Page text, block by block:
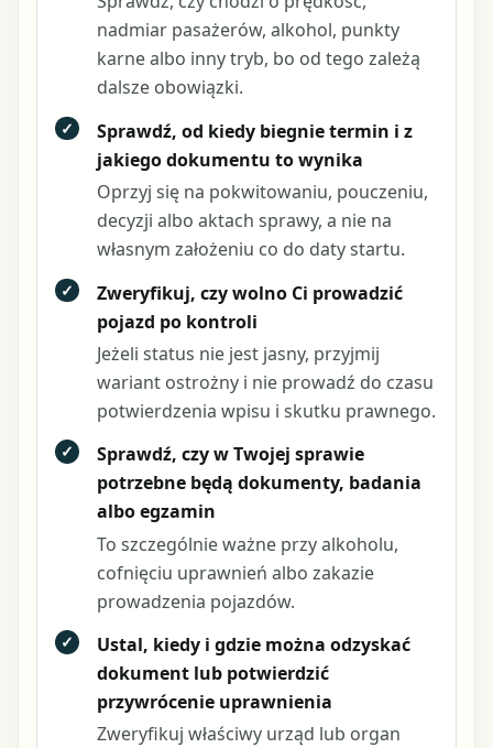
nadmiar pasażerów, alkohol, punkty
karne albo inny tryb, bo od tego zależą
dalsze obowiązki.
✓
Sprawdź, od kiedy biegnie termin i z
jakiego dokumentu to wynika
Oprzyj się na pokwitowaniu, pouczeniu,
decyzji albo aktach sprawy, a nie na
własnym założeniu co do daty startu.
✓
Zweryfikuj, czy wolno Ci prowadzić
pojazd po kontroli
Jeżeli status nie jest jasny, przyjmij
wariant ostrożny i nie prowadź do czasu
potwierdzenia wpisu i skutku prawnego.
✓
Sprawdź, czy w Twojej sprawie
potrzebne będą dokumenty, badania
albo egzamin
To szczególnie ważne przy alkoholu,
cofnięciu uprawnień albo zakazie
prowadzenia pojazdów.
✓
Ustal, kiedy i gdzie można odzyskać
dokument lub potwierdzić
przywrócenie uprawnienia
Zweryfikuj właściwy urząd lub organ